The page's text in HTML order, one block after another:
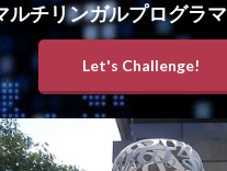
ルチリンガルプログラマ
Let's Challenge!